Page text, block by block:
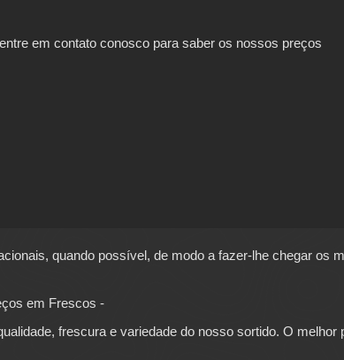
em contato conosco para saber os nossos preços
quando possível, de modo a fazer-lhe chegar os
em Frescos -
frescura e variedade do nosso sortido. O melhor